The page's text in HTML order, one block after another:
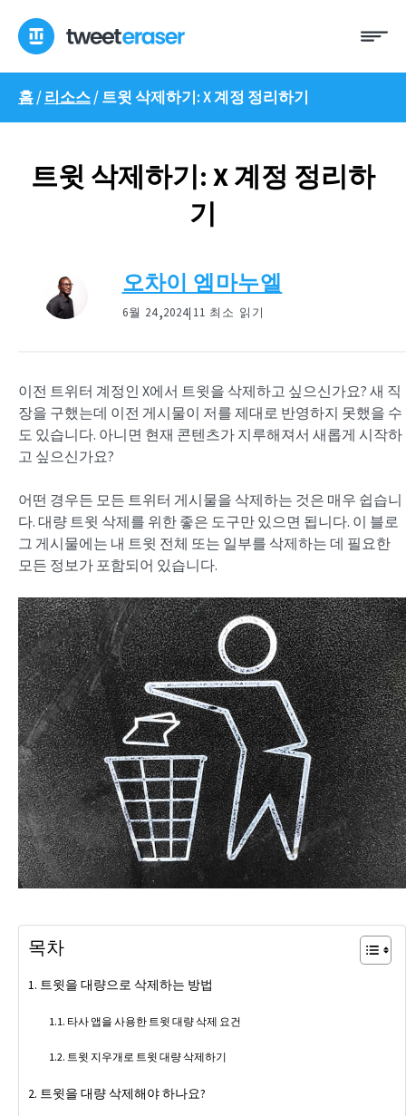
로
너
메
홈/리소스/트윗 삭제하기: X 계정 정리하기
트윗 삭제하기: X 계정 정리하
기
오차이 엠마누엘
6월 24,2024| 11 최소 읽기
이전 트위터 계정인 X에서 트윗을 삭제하고 싶으신가요? 새 직
장을 구했는데 이전 게시물이 저를 제대로 반영하지 못했을 수
도 있습니다. 아니면 현재 콘텐츠가 지루해져서 새롭게 시작하
고 싶으신가요?
어떤 경우든 모든 트위터 게시물을 삭제하는 것은 매우 쉽습니
다. 대량 트윗 삭제를 위한 좋은 도구만 있으면 됩니다. 이 블로
그 게시물에는 내 트윗 전체 또는 일부를 삭제하는 데 필요한
모든 정보가 포함되어 있습니다.
목차
트윗을 대량으로 삭제하는 방법
타사 앱을 사용한 트윗 대량 삭제 요건
트윗 지우개로 트윗 대량 삭제하기
트윗을 대량 삭제해야 하나요?